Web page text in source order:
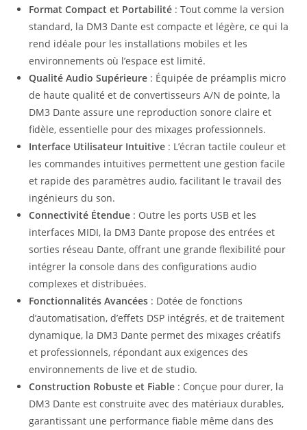
Format Compact et Portabilité : Tout comme la version
standard, la DM3 Dante est compacte et légère, ce qui la
rend idéale pour les installations mobiles et les
environnements où l’espace est limité.
Qualité Audio Supérieure : Équipée de préamplis micro
de haute qualité et de convertisseurs A/N de pointe, la
DM3 Dante assure une reproduction sonore claire et
fidèle, essentielle pour des mixages professionnels.
Interface Utilisateur Intuitive : L’écran tactile couleur et
les commandes intuitives permettent une gestion facile
et rapide des paramètres audio, facilitant le travail des
ingénieurs du son.
Connectivité Étendue : Outre les ports USB et les
interfaces MIDI, la DM3 Dante propose des entrées et
sorties réseau Dante, offrant une grande flexibilité pour
intégrer la console dans des configurations audio
complexes et distribuées.
Fonctionnalités Avancées : Dotée de fonctions
d’automatisation, d’effets DSP intégrés, et de traitement
dynamique, la DM3 Dante permet des mixages créatifs
et professionnels, répondant aux exigences des
environnements de live et de studio.
Construction Robuste et Fiable : Conçue pour durer, la
DM3 Dante est construite avec des matériaux durables,
garantissant une performance fiable même dans des